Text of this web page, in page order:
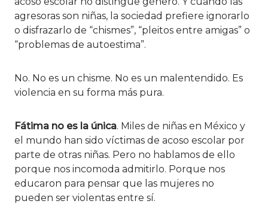
agresoras son niñas, la sociedad prefiere ignorarlo
o disfrazarlo de “chismes”, “pleitos entre amigas” o
“problemas de autoestima”.
No. No es un chisme. No es un malentendido. Es
violencia en su forma más pura.
Fátima no es la única. Miles de niñas en México y
el mundo han sido víctimas de acoso escolar por
parte de otras niñas. Pero no hablamos de ello
porque nos incomoda admitirlo. Porque nos
educaron para pensar que las mujeres no
pueden ser violentas entre sí.